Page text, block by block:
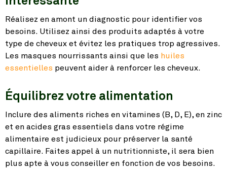
Réalisez en amont un diagnostic pour identifier vos
besoins. Utilisez ainsi des produits adaptés à votre
type de cheveux et évitez les pratiques trop agressives.
Les masques nourrissants ainsi que les huiles
essentielles peuvent aider à renforcer les cheveux.
Équilibrez votre alimentation
Inclure des aliments riches en vitamines (B, D, E), en zinc
et en acides gras essentiels dans votre régime
alimentaire est judicieux pour préserver la santé
capillaire. Faites appel à un nutritionniste, il sera bien
plus apte à vous conseiller en fonction de vos besoins.